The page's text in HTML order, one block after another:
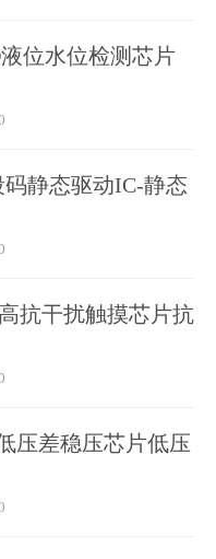
位水位检测芯片
静态驱动IC-静态
抗干扰触摸芯片抗
压差稳压芯片低压